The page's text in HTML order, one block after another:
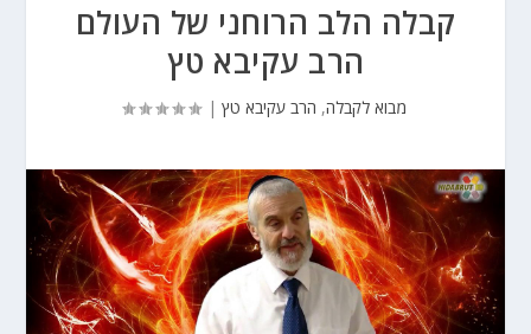
קבלה הלב הרוחני של העולם
הרב עקיבא טץ
מבוא לקבלה, הרב עקיבא טץ |